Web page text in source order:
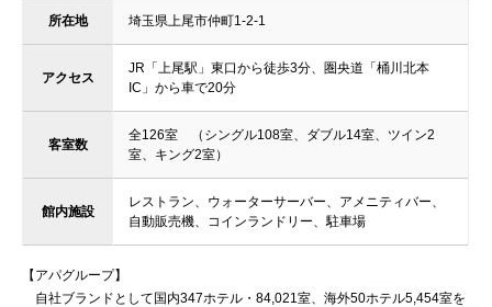
所在地 埼玉県上尾市仲町1-2-1
アクセス
JR「上尾駅」東口から徒歩3分、圏央道「桶川北本
IC」から車で20分
客室数
全126室 （シングル108室、ダブル14室、ツイン2
室、キング2室）
館内施設
レストラン、ウォーターサーバー、アメニティバー、
自動販売機、コインランドリー、駐車場
【アパグループ】
自社ブランドとして国内347ホテル・84,021室、海外50ホテル5,454室を